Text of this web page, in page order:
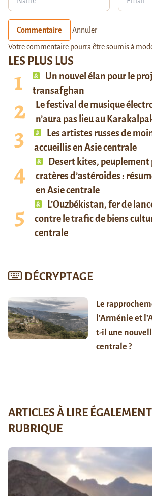
LES PLUS LUS
Un nouvel élan pour le
transafghan
Le festival de musique
n’aura pas lieu au
Les artistes russes de
accueillis en Asie centrale
Desert kites,
cratères d’astéroïdes :
en Asie centrale
L’Ouzbékistan, fer de
contre le trafic de biens
centrale
DÉCRYPTAGE
Le
l’Arménie et
t-il une
centrale ?
Commentaire Annuler
Votre commentaire pourra être soumis à
ARTICLES À LIRE
RUBRIQUE